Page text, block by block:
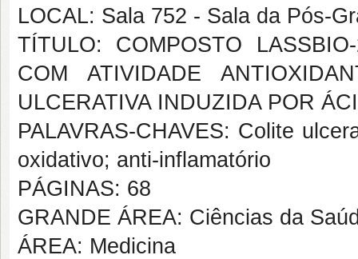
LOCAL: Sala 752 - Sala da Pós-
TÍTULO: COMPOSTO
COM ATIVIDADE
ULCERATIVA INDUZIDA POR
PALAVRAS-CHAVES: Colite
oxidativo; anti-inflamatório
PÁGINAS: 68
GRANDE ÁREA: Ciências da
ÁREA: Medicina